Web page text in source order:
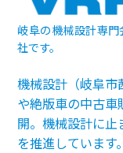
岐阜の機械設計専
社です。
機械設計（岐阜
や絶版車の中古
開。機械設計に止
を推進しています。